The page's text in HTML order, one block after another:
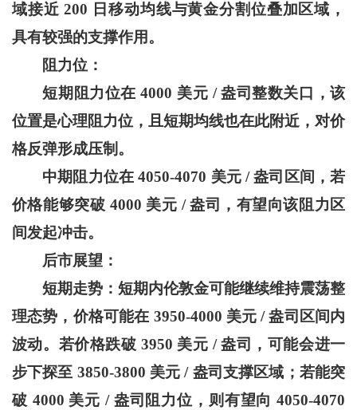
域接近 200 日移动均线与黄金分割位叠加区域，
具有较强的支撑作用。
阻力位：
短期阻力位在 4000 美元 / 盎司整数关口，该
位置是心理阻力位，且短期均线也在此附近，对价
格反弹形成压制。
中期阻力位在 4050-4070 美元 / 盎司区间，若
价格能够突破 4000 美元 / 盎司，有望向该阻力区
间发起冲击。
后市展望：
短期走势：短期内伦敦金可能继续维持震荡整
理态势，价格可能在 3950-4000 美元 / 盎司区间内
波动。若价格跌破 3950 美元 / 盎司，可能会进一
步下探至 3850-3800 美元 / 盎司支撑区域；若能突
破 4000 美元 / 盎司阻力位，则有望向 4050-4070